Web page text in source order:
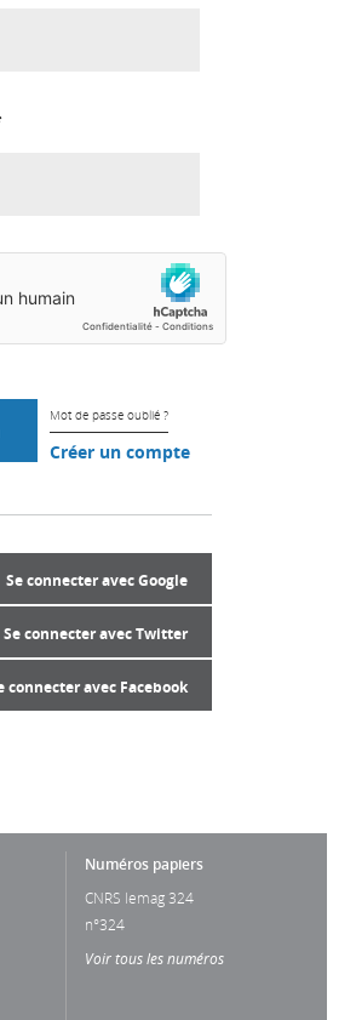
Mot de passe oublié ?
Créer un compte
Se connecter avec Google
Se connecter avec Twitter
connecter avec Facebook
Numéros papiers
CNRS lemag 324
n°324
Voir tous les numéros